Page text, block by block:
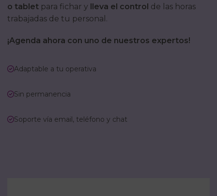
o tablet para fichar y lleva el control de las horas
trabajadas de tu personal.
¡Agenda ahora con uno de nuestros expertos!
Adaptable a tu operativa
Sin permanencia
Soporte vía email, teléfono y chat